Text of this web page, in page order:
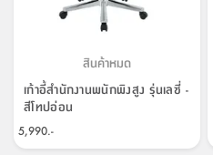
สินค้าหมด
เก้าอี้สำนักงานพนักพิงสูง รุ่นเลซี่ -
สีโทปอ่อน
5,990.-